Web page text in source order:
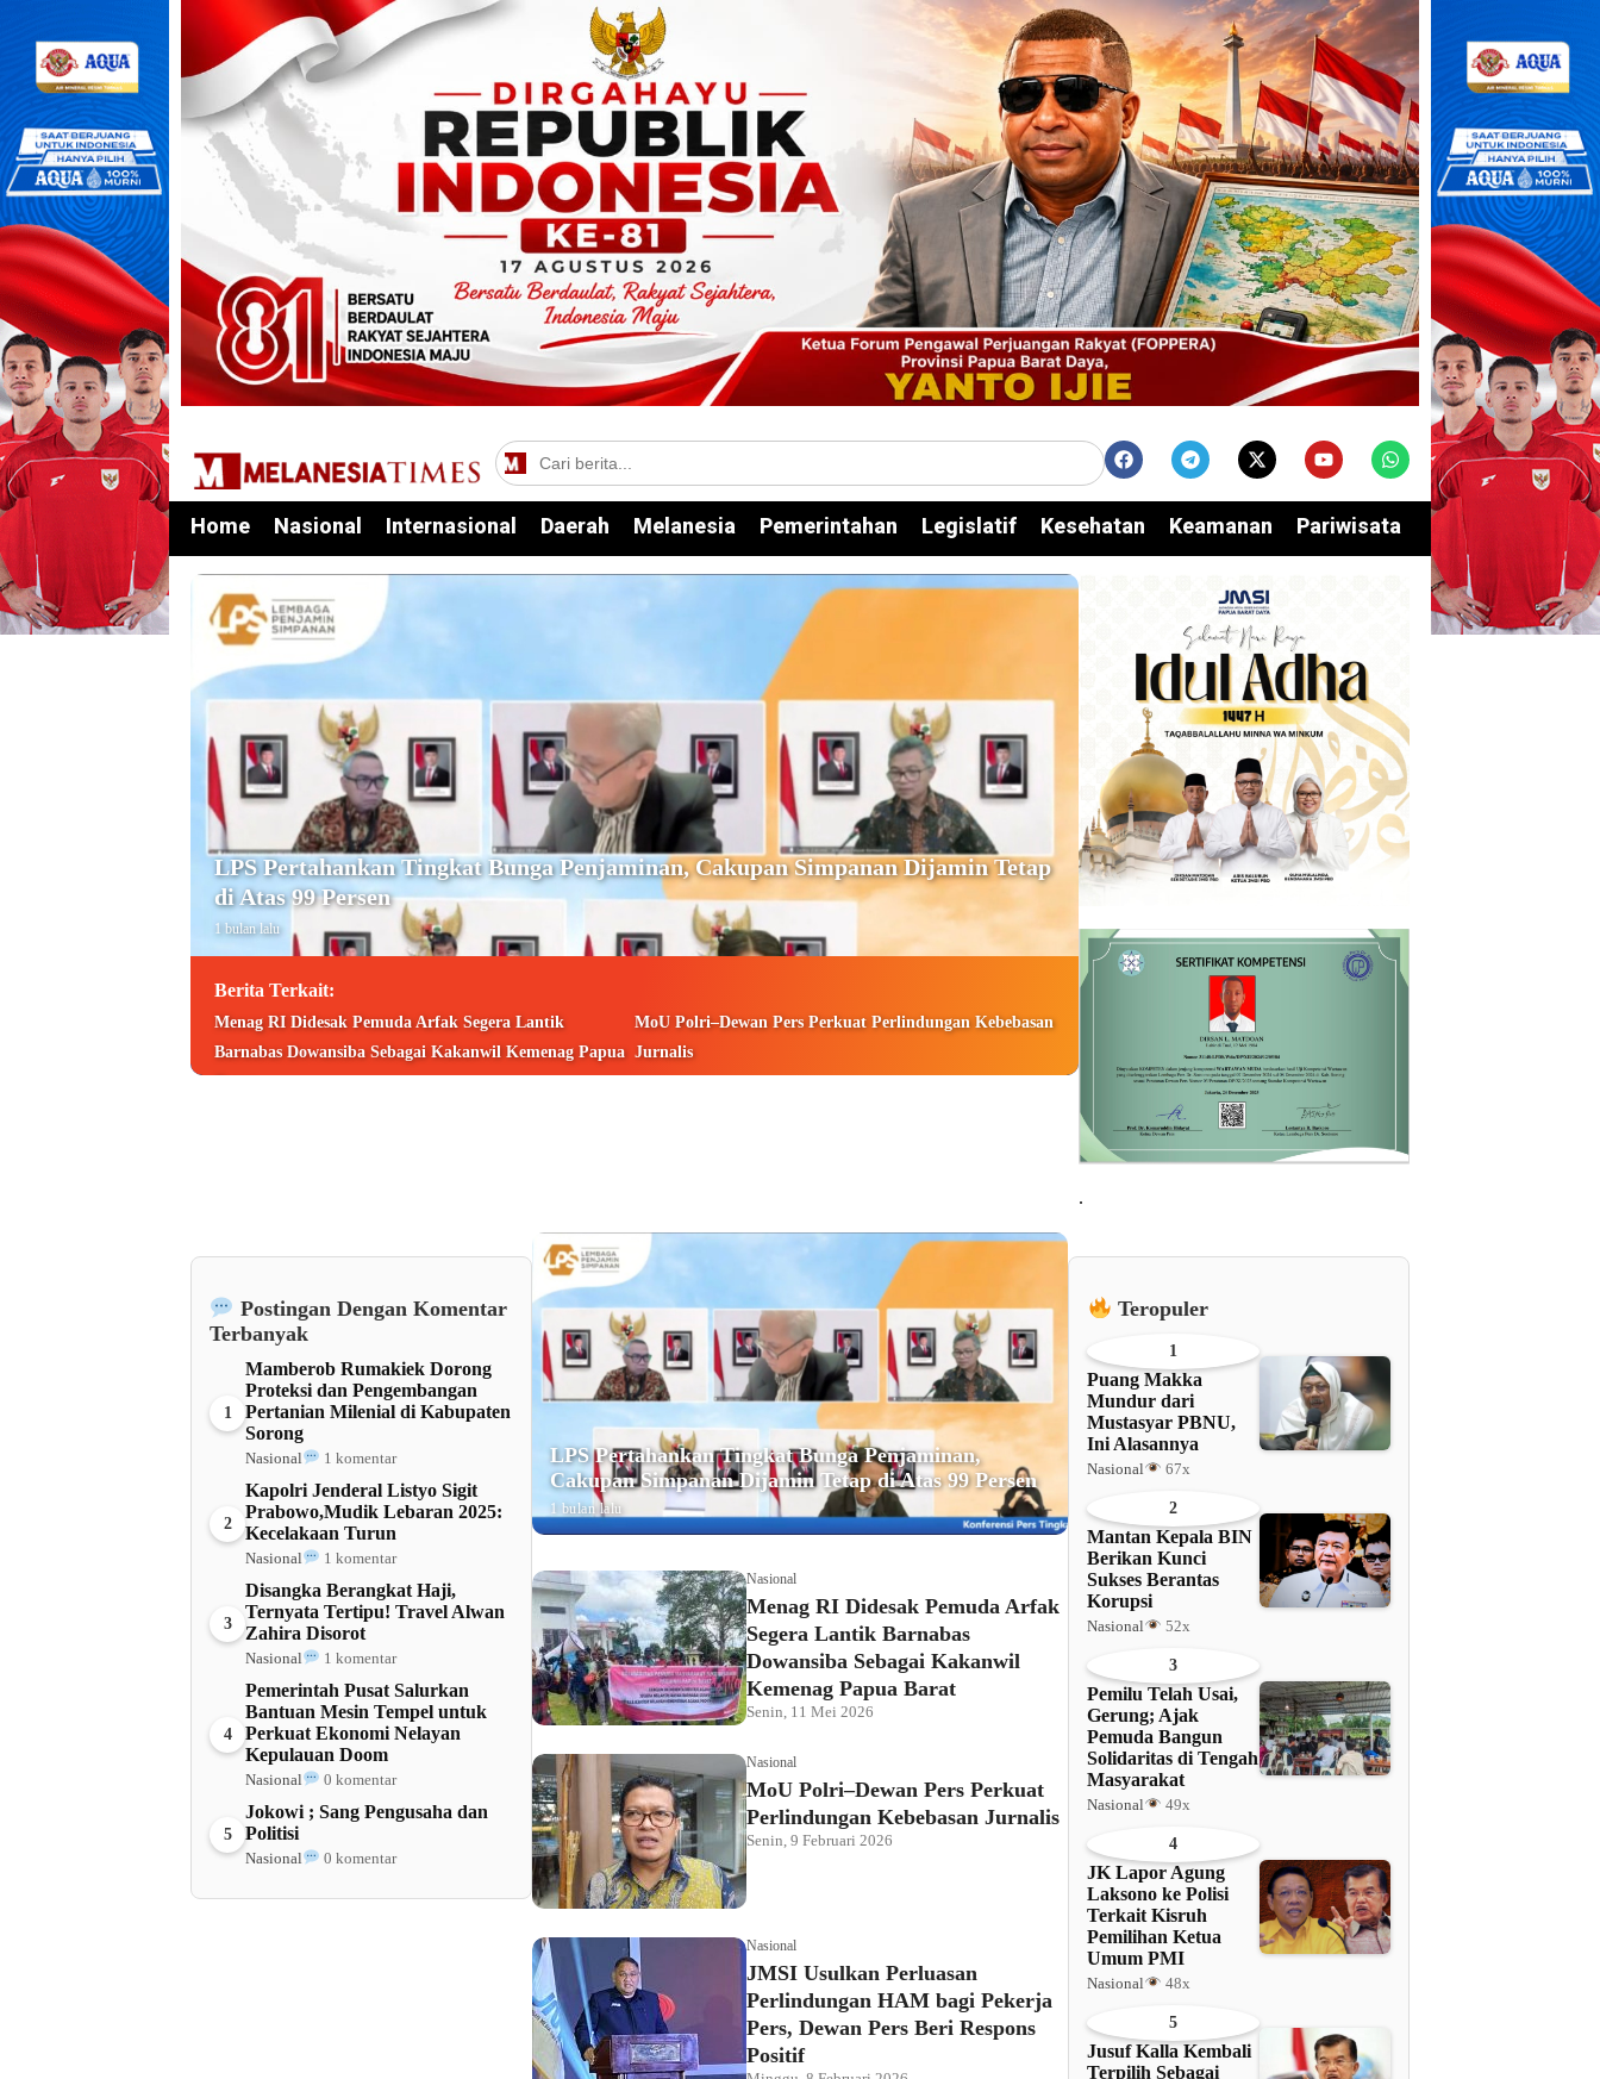
Home Nasional Internasional Daerah Melanesia Pemerintahan Legislatif Kesehatan Keamanan Pariwisata Edukasi
LPS Pertahankan Tingkat Bunga Penjaminan, Cakupan Simpanan Dijamin Tetap
di Atas 99 Persen
1 bulan lalu
Berita Terkait:
Menag RI Didesak Pemuda Arfak Segera Lantik
Barnabas Dowansiba Sebagai Kakanwil Kemenag Papua
MoU Polri–Dewan Pers Perkuat Perlindungan Kebebasan
Jurnalis
.
Postingan Dengan Komentar
Terbanyak
1
Mamberob Rumakiek Dorong
Proteksi dan Pengembangan
Pertanian Milenial di Kabupaten
Sorong
Nasional 1 komentar
2
Kapolri Jenderal Listyo Sigit
Prabowo,Mudik Lebaran 2025:
Kecelakaan Turun
Nasional 1 komentar
3
Disangka Berangkat Haji,
Ternyata Tertipu! Travel Alwan
Zahira Disorot
Nasional 1 komentar
4
Pemerintah Pusat Salurkan
Bantuan Mesin Tempel untuk
Perkuat Ekonomi Nelayan
Kepulauan Doom
Nasional 0 komentar
5
Jokowi ; Sang Pengusaha dan
Politisi
Nasional 0 komentar
LPS Pertahankan Tingkat Bunga Penjaminan,
Cakupan Simpanan Dijamin Tetap di Atas 99 Persen
1 bulan lalu
Nasional
Menag RI Didesak Pemuda Arfak
Segera Lantik Barnabas
Dowansiba Sebagai Kakanwil
Kemenag Papua Barat
Senin, 11 Mei 2026
Nasional
MoU Polri–Dewan Pers Perkuat
Perlindungan Kebebasan Jurnalis
Senin, 9 Februari 2026
Nasional
JMSI Usulkan Perluasan
Perlindungan HAM bagi Pekerja
Pers, Dewan Pers Beri Respons
Positif
Teropuler
1
Puang Makka
Mundur dari
Mustasyar PBNU,
Ini Alasannya
Nasional 67x
2
Mantan Kepala BIN
Berikan Kunci
Sukses Berantas
Korupsi
Nasional 52x
3
Pemilu Telah Usai,
Gerung; Ajak
Pemuda Bangun
Solidaritas di Tengah
Masyarakat
Nasional 49x
4
JK Lapor Agung
Laksono ke Polisi
Terkait Kisruh
Pemilihan Ketua
Umum PMI
Nasional 48x
5
Jusuf Kalla Kembali
Terpilih Sebagai